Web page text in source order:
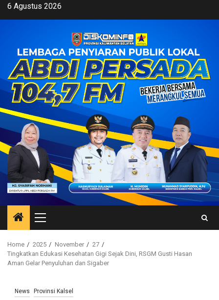
Skip6 Agustus 2026
Primary
Menu
Home 2025 November
27
Tingkatkan Edukasi Kesehatan Gigi Sejak Dini, RSGM Gusti Hasan
Aman Gelar Penyuluhan dan Sigaber
News Provinsi Kalsel